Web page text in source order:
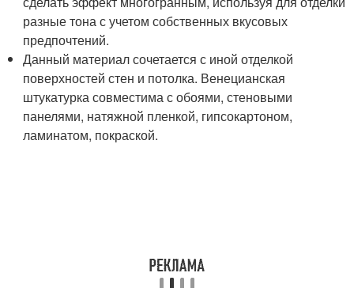
разные тона с учетом собственных вкусовых
предпочтений.
Данный материал сочетается с иной отделкой
поверхностей стен и потолка. Венецианская
штукатурка совместима с обоями, стеновыми
панелями, натяжной пленкой, гипсокартоном,
ламинатом, покраской.